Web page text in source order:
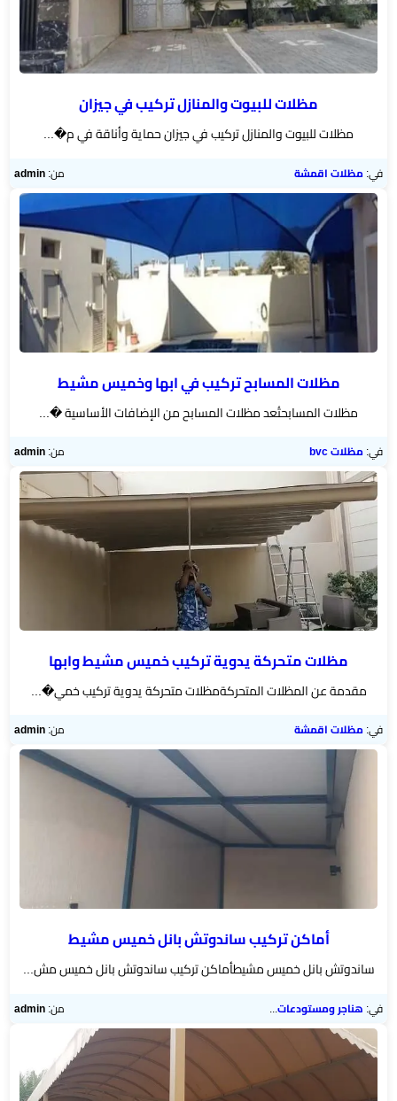
مظلات للبيوت والمنازل تركيب في جيزان
مظلات للبيوت والمنازل تركيب في جيزان حماية وأناقة في م�...
في:مظلات اقمشة من:admin
مظلات المسابح تركيب في ابها وخميس مشيط
مظلات المسابحتُعد مظلات المسابح من الإضافات الأساسية �...
في:مظلات bvc من:admin
مظلات متحركة يدوية تركيب خميس مشيط وابها
مقدمة عن المظلات المتحركةمظلات متحركة يدوية تركيب خمي�...
في:مظلات اقمشة من:admin
أماكن تركيب ساندوتش بانل خميس مشيط
ساندوتش بانل خميس مشيطأماكن تركيب ساندوتش بانل خميس مش...
في: هناجر ومستودعات الجنوب من:admin